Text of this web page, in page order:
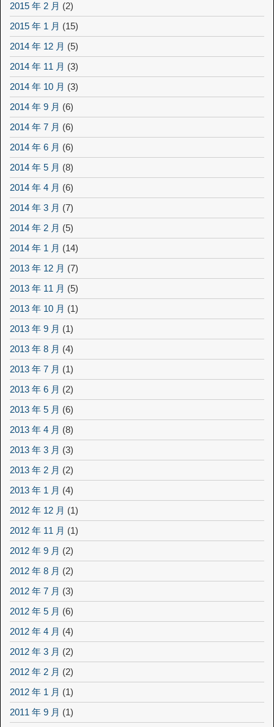
2015 年 2 月 (2)
2015 年 1 月 (15)
2014 年 12 月 (5)
2014 年 11 月 (3)
2014 年 10 月 (3)
2014 年 9 月 (6)
2014 年 7 月 (6)
2014 年 6 月 (6)
2014 年 5 月 (8)
2014 年 4 月 (6)
2014 年 3 月 (7)
2014 年 2 月 (5)
2014 年 1 月 (14)
2013 年 12 月 (7)
2013 年 11 月 (5)
2013 年 10 月 (1)
2013 年 9 月 (1)
2013 年 8 月 (4)
2013 年 7 月 (1)
2013 年 6 月 (2)
2013 年 5 月 (6)
2013 年 4 月 (8)
2013 年 3 月 (3)
2013 年 2 月 (2)
2013 年 1 月 (4)
2012 年 12 月 (1)
2012 年 11 月 (1)
2012 年 9 月 (2)
2012 年 8 月 (2)
2012 年 7 月 (3)
2012 年 5 月 (6)
2012 年 4 月 (4)
2012 年 3 月 (2)
2012 年 2 月 (2)
2012 年 1 月 (1)
2011 年 9 月 (1)